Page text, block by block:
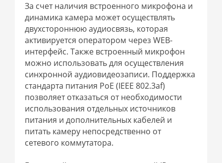
За счет наличия встроенного микрофона и
динамика камера может осуществлять
двухстороннюю аудиосвязь, которая
активируется оператором через WEB-
интерфейс. Также встроенный микрофон
можно использовать для осуществления
синхронной аудиовидеозаписи. Поддержка
стандарта питания PoE (IEEE 802.3af)
позволяет отказаться от необходимости
использования отдельных источников
питания и дополнительных кабелей и
питать камеру непосредственно от
сетевого коммутатора.